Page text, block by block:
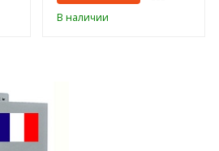
В наличии